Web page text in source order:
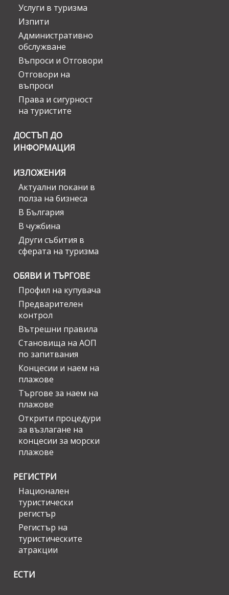
Услуги в туризма
Изпити
Административно
обслужване
Въпроси и Отговори
Отговори на
въпроси
Права и сигурност
на туристите
ДОСТЪП ДО
ИНФОРМАЦИЯ
ИЗЛОЖЕНИЯ
Актуални покани в
полза на бизнеса
В България
В чужбина
Други събития в
сферата на туризма
ОБЯВИ И ТЪРГОВЕ
Профил на купувача
Предварителен
контрол
Вътрешни правила
Становища на АОП
по запитвания
Концесии и наем на
плажове
Търгове за наем на
плажове
Открити процедури
за възлагане на
концесии за морски
плажове
РЕГИСТРИ
Национален
туристически
регистър
Регистър на
туристическите
атракции
ЕСТИ